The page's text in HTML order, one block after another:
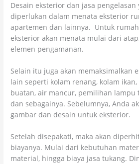
Desain eksterior dan jasa
diperlukan dalam menata eksterior
apartemen dan lainnya. Untuk
eksterior akan menata mulai dari
elemen pengamanan.
Selain itu juga akan memaksimalkan
lain seperti kolam renang, kolam
buatan, air mancur, pemilihan lampu
dan sebagainya. Sebelumnya, Anda
gambar dan desain untuk eksterior.
Setelah disepakati, maka akan
biayanya. Mulai dari kebutuhan
material, hingga biaya jasa tukang.